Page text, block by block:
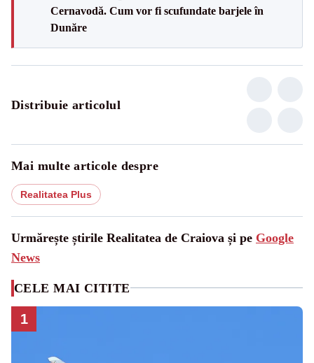
Cernavodă. Cum vor fi scufundate barjele în
Dunăre
Distribuie articolul
Mai multe articole despre
Realitatea Plus
Urmărește știrile Realitatea de Craiova și pe Google
News
CELE MAI CITITE
1